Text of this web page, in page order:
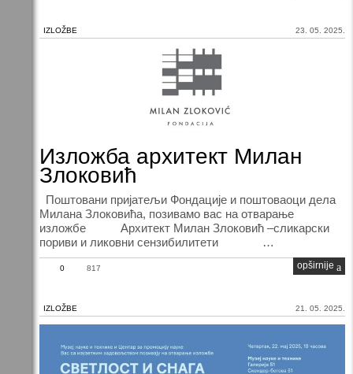
IZLOŽBE 23. 05. 2025.
Изложба архитект Милан
Злоковић
Поштовани пријатељи Фондације и поштоваоци дела
Милана Злоковића, позивамо вас на отварање
изложбе Архитект Милан Злоковић –сликарски
пориви и ликовни сензибилитети …
0 817 opširnije
IZLOŽBE 21. 05. 2025.